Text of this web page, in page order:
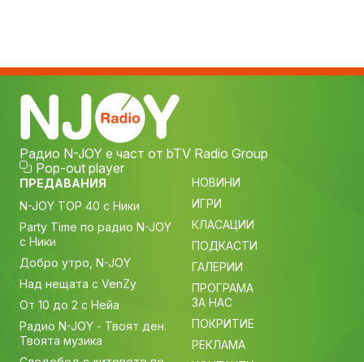
Радио N-JOY е част от bTV Radio Group
Pop-out player
ПРЕДАВАНИЯ
N-JOY TOP 40 с Ники
Party Time по радио N-JOY
с Ники
Добро утро, N-JOY
Над нещата с VenZy
От 10 до 2 с Нейа
Радио N-JOY - Твоят ден.
Твоята музика
НОВИНИ
ИГРИ
КЛАСАЦИИ
ПОДКАСТИ
ГАЛЕРИИ
ПРОГРАМА
ЗА НАС
ПОКРИТИЕ
РЕКЛАМА